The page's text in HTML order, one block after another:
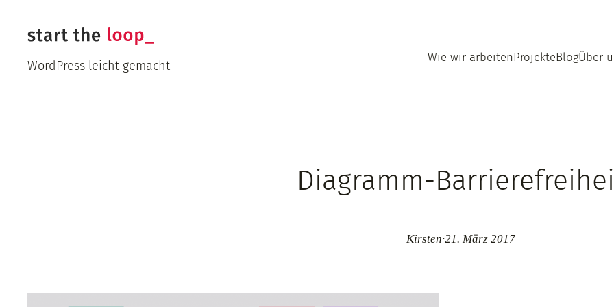
Inhalt
WordPress leicht gemacht
Wie wir arbeitenProjekteBlogÜber
Diagramm-
Kirsten·21. März 2017